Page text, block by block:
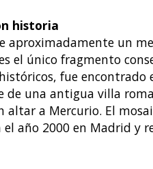
historia
aproximadamente un
el único fragmento
fue encontrado
de una antigua villa
altar a Mercurio. El
año 2000 en Madrid y